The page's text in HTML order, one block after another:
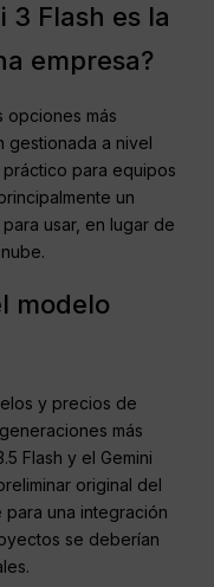
3 Flash es la
empresa?
opciones más
gestionada a nivel
práctico para equipos
un
usar, en lugar de
modelo
y precios de
más
Flash y el Gemini
original del
para una integración
se deberían